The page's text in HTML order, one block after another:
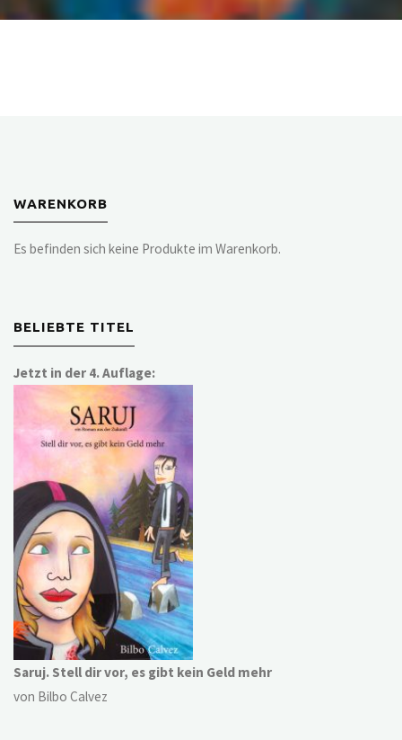
WARENKORB
Es befinden sich keine Produkte im Warenkorb.
BELIEBTE TITEL
Jetzt in der 4. Auflage:
Saruj. Stell dir vor, es gibt kein Geld mehr
von Bilbo Calvez